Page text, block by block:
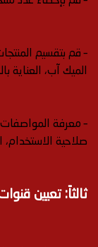
– قم بتقسيم
الميك آب، العناية
– معرفة المواصفات
صلاحية الاستخدام،
ثالثاً: تعيين